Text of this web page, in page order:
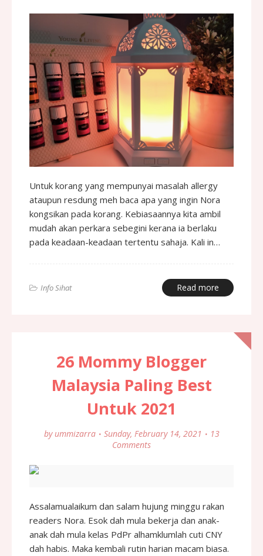
Untuk korang yang mempunyai masalah allergy
ataupun resdung meh baca apa yang ingin Nora
kongsikan pada korang. Kebiasaannya kita ambil
mudah akan perkara sebegini kerana ia berlaku
pada keadaan-keadaan tertentu sahaja. Kali in…
Info Sihat Read more
26 Mommy Blogger
Malaysia Paling Best
Untuk 2021
by ummizarra Sunday, February 14, 2021
13
Comments
Assalamualaikum dan salam hujung minggu rakan
readers Nora. Esok dah mula bekerja dan anak-
anak dah mula kelas PdPr alhamklumlah cuti CNY
dah habis. Maka kembali rutin harian macam biasa.